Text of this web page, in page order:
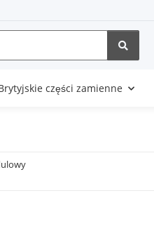
części zamienne